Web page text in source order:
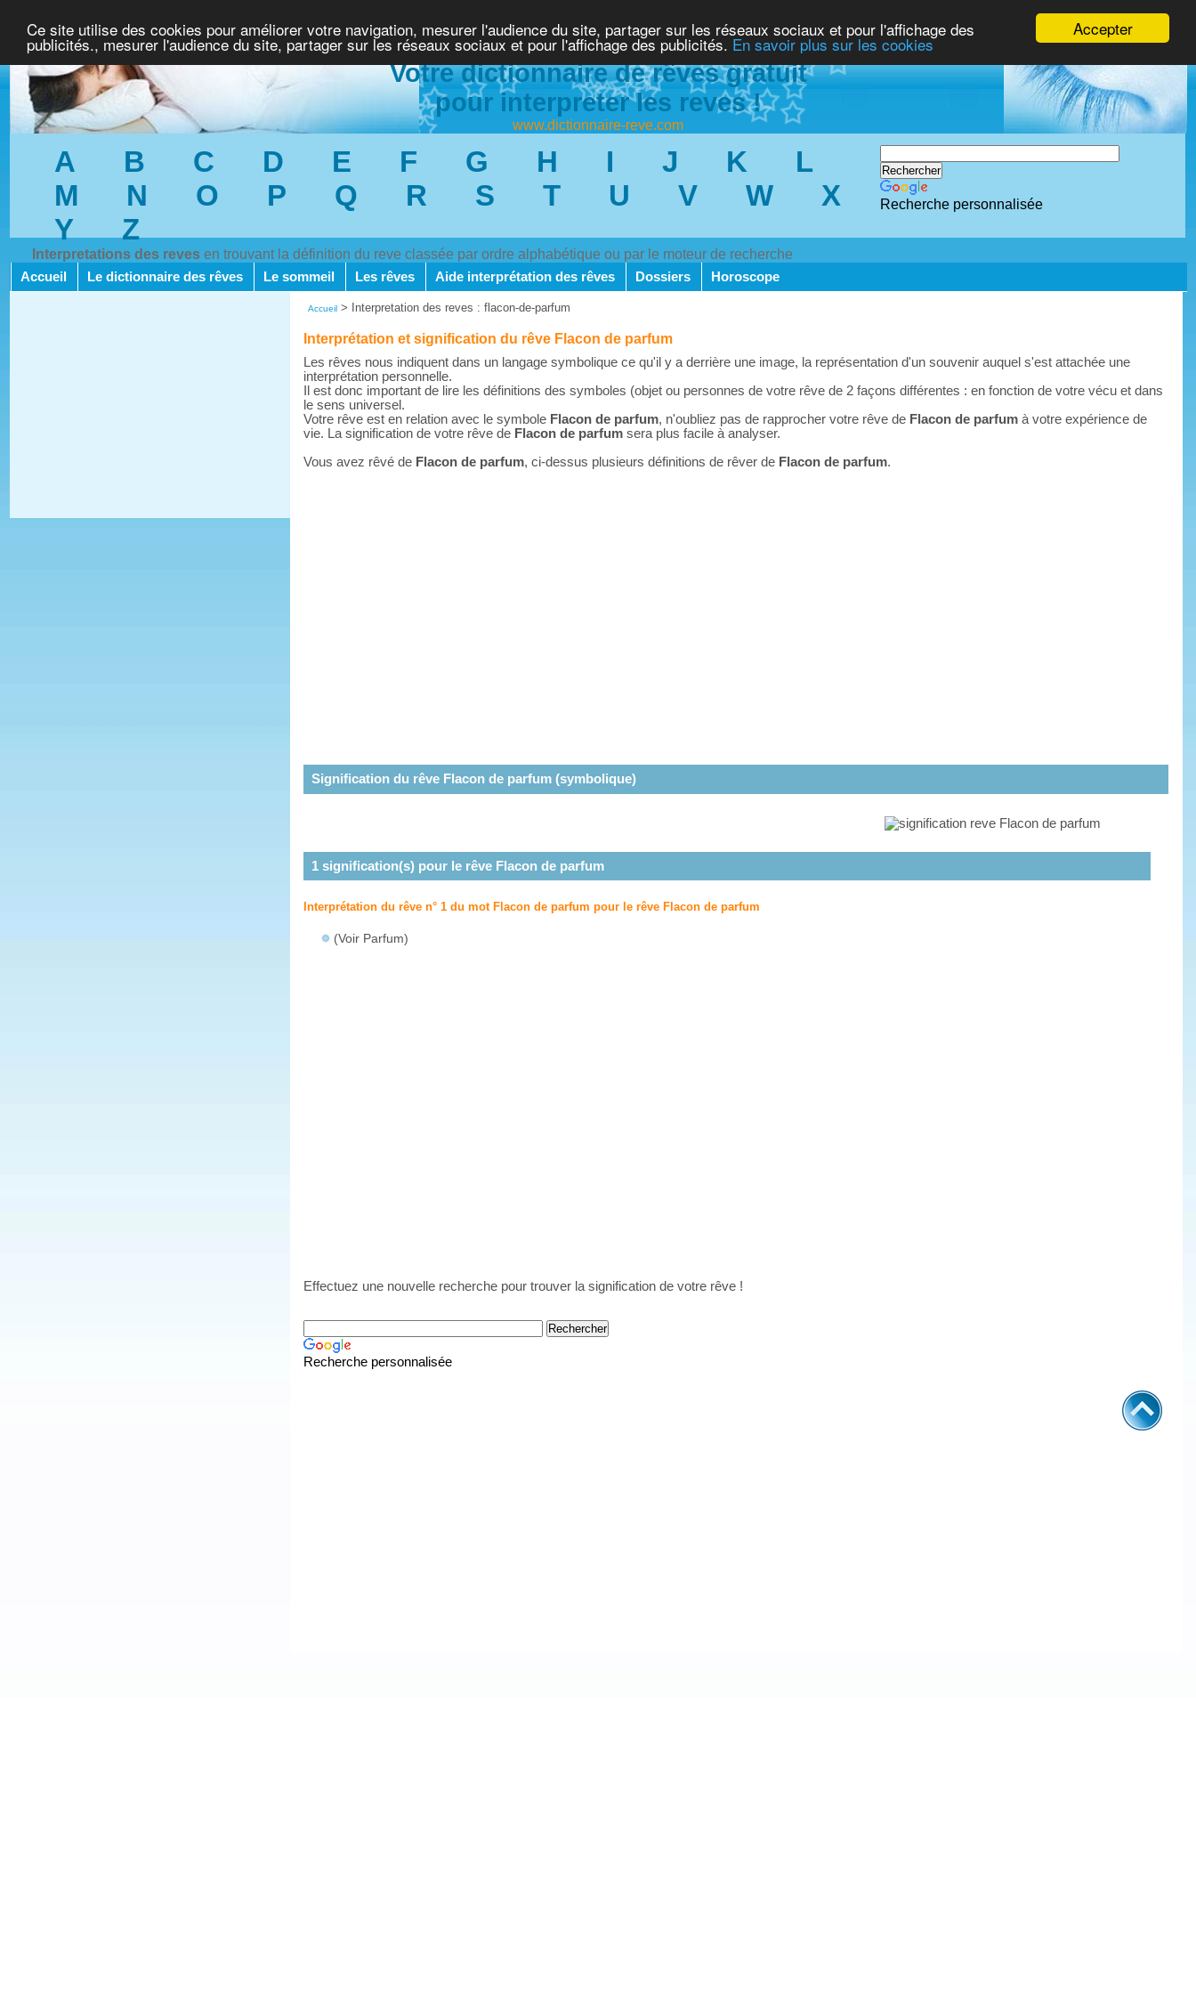
Accepter
Ce site utilise des cookies pour améliorer votre navigation, mesurer l'audience du site, partager sur les réseaux sociaux et pour l'affichage des
publicités., mesurer l'audience du site, partager sur les réseaux sociaux et pour l'affichage des publicités. En savoir plus sur les cookies
Votre dictionnaire de rêves gratuit
pour interpreter les reves !
www.dictionnaire-reve.com
A B C D E F G H I J K
L
M
N O P Q R S T U V W
X
Y
Z
Interpretations des reves en trouvant la définition du reve classée par ordre alphabétique ou par le moteur de recherche
Recherche personnalisée
Accueil Le dictionnaire des rêves Le sommeil Les rêves Aide interprétation des rêves Dossiers Horoscope
Accueil > Interpretation des reves : flacon-de-parfum
Interprétation et signification du rêve Flacon de parfum
Les rêves nous indiquent dans un langage symbolique ce qu'il y a derrière une image, la représentation d'un souvenir auquel s'est attachée une
interprétation personnelle.
Il est donc important de lire les définitions des symboles (objet ou personnes de votre rêve de 2 façons différentes : en fonction de votre vécu et dans
le sens universel.
Votre rêve est en relation avec le symbole Flacon de parfum, n'oubliez pas de rapprocher votre rêve de Flacon de parfum à votre expérience de
vie. La signification de votre rêve de Flacon de parfum sera plus facile à analyser.
Vous avez rêvé de Flacon de parfum, ci-dessus plusieurs définitions de rêver de Flacon de parfum.
Signification du rêve Flacon de parfum (symbolique)
1signification(s) pour le rêve Flacon de parfum
Interprétation du rêve n° 1 du mot Flacon de parfum pour le rêve Flacon de parfum
(Voir Parfum)
Effectuez une nouvelle recherche pour trouver la signification de votre rêve !
Recherche personnalisée